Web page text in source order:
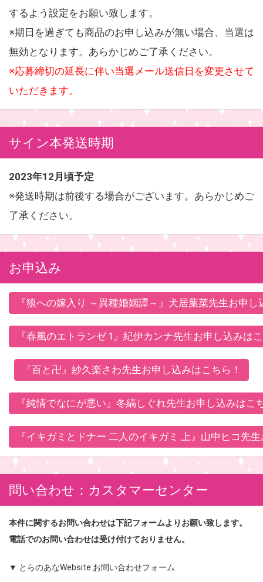
するよう設定をお願い致します。
※期日を過ぎても商品のお申し込みが無い場合、当選は
無効となります。あらかじめご了承ください。
※応募締切の延長に伴い当選メール送信日を変更させて
いただきます。
サイン本発送時期
2023年12月頃予定
※発送時期は前後する場合がございます。あらかじめご
了承ください。
お申込み
『狼への嫁入り ～異種婚姻譚～』犬居葉菜先生お申
『春風のエトランゼ 1』紀伊カンナ先生お申し込みは
『百と卍』紗久楽さわ先生お申し込みはこちら！
『純情でなにが悪い』冬縞しぐれ先生お申し込みはこ
『イキガミとドナー 二人のイキガミ 上』山中ヒコ先
問い合わせ：カスタマーセンター
本件に関するお問い合わせは下記フォームよりお願い致します。
電話でのお問い合わせは受け付けておりません。
▼ とらのあなWebsite お問い合わせフォーム